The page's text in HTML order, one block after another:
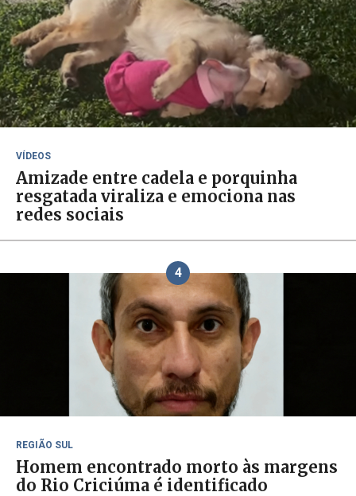
VÍDEOS
Amizade entre cadela e porquinha
resgatada viraliza e emociona nas
redes sociais
4
REGIÃO SUL
Homem encontrado morto às margens
do Rio Criciúma é identificado